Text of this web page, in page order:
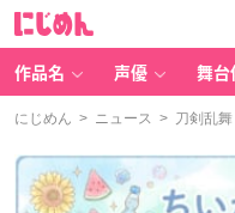
作品名 声優 舞台
にじめん > ニュース > 刀剣乱舞